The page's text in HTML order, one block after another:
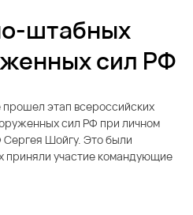
штабных
сил РФ
этап всероссийских
сил РФ при личном
Шойгу. Это были
приняли участие командующие